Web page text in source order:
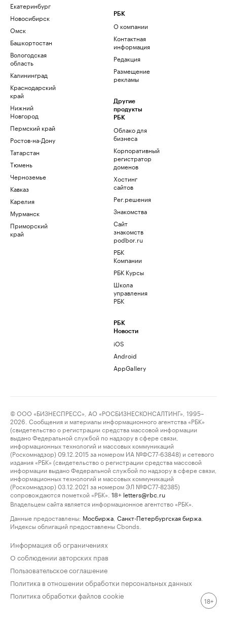
Екатеринбург
Новосибирск
Омск
Башкортостан
Вологодская
область
Калининград
Краснодарский
край
Нижний
Новгород
Пермский край
Ростов-на-Дону
Татарстан
Тюмень
Черноземье
Кавказ
Карелия
Мурманск
Приморский
край
РБК
О компании
Контактная
информация
Редакция
Размещение
рекламы
Другие
продукты
РБК
Облако для
бизнеса
Корпоративный
регистратор
доменов
Хостинг
сайтов
Рег.решения
Знакомства
Сайт
знакомств
podbor.ru
РБК
Компании
РБК Курсы
Школа
управления
РБК
РБК
Новости
iOS
Android
AppGallery
© ООО «БИЗНЕСПРЕСС», АО «РОСБИЗНЕСКОНСАЛТИНГ», 1995–
2026. Сообщения и материалы информационного агентства «РБК»
(свидетельство о регистрации средства массовой информации
выдано Федеральной службой по надзору в сфере связи,
информационных технологий и массовых коммуникаций
(Роскомнадзор) 09.12.2015 за номером ИА №ФС77-63848) и сетевого
издания «РБК» (свидетельство о регистрации средства массовой
информации выдано Федеральной службой по надзору в сфере связи,
информационных технологий и массовых коммуникаций
(Роскомнадзор) 03.12.2021 за номером ЭЛ №ФС77-82385)
сопровождаются пометкой «РБК».
18+ letters@rbc.ru
Владельцем сайта является информационное агентство «РБК».
Данные предоставлены: Мосбиржа Санкт-Петербургская биржа
Индексы облигаций предоставлены Cbonds.
Информация об ограничениях
О соблюдении авторских прав
Пользовательское соглашение
Политика в отношении обработки персональных данных
Политика обработки файлов cookie
18+